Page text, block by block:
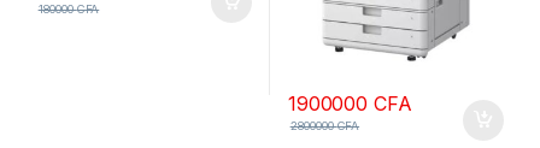
180000CFA
1900000 CFA
2800000CFA